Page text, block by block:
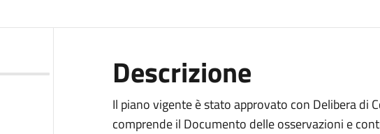
Descrizione
Il piano vigente è stato approvato con Delibera di
comprende il Documento delle osservazioni e